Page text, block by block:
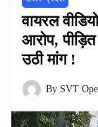
वायरल
आरोप,
उठी मांग !
By SVT